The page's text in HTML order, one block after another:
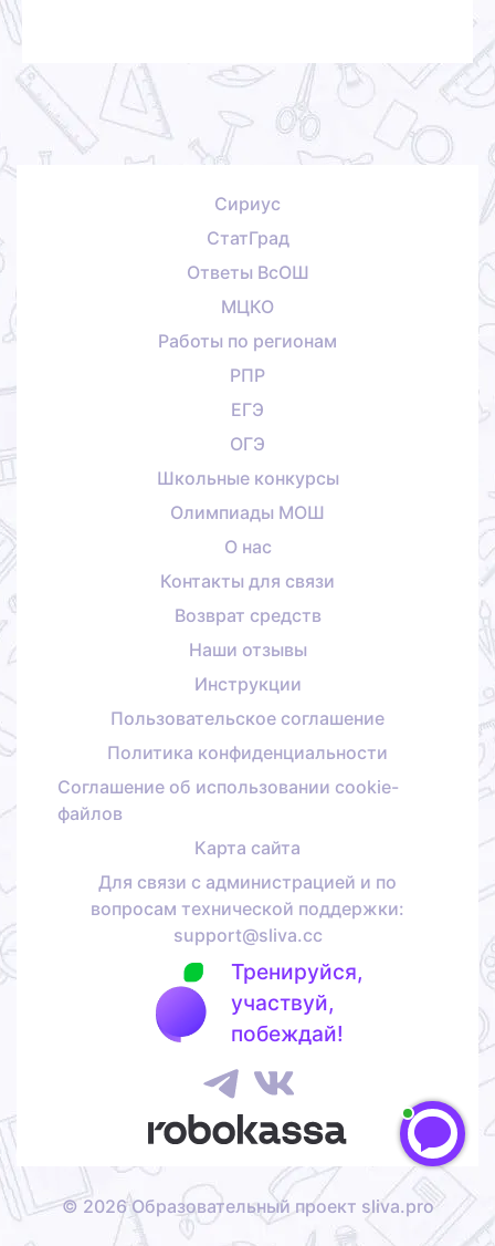
Сириус
СтатГрад
Ответы ВсОШ
МЦКО
Работы по регионам
РПР
ЕГЭ
ОГЭ
Школьные конкурсы
Олимпиады МОШ
О нас
Контакты для связи
Возврат средств
Наши отзывы
Инструкции
Пользовательское соглашение
Политика конфиденциальности
Соглашение об использовании cookie-
файлов
Карта сайта
Для связи с администрацией и по
вопросам технической поддержки:
support@sliva.cc
Тренируйся,
участвуй,
побеждай!
©2026Образовательный проект sliva.pro